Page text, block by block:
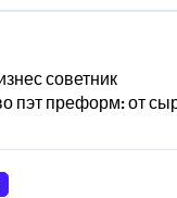
советник
пэт преформ: от